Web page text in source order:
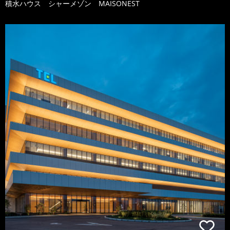
積水ハウス シャーメゾン MAISONEST